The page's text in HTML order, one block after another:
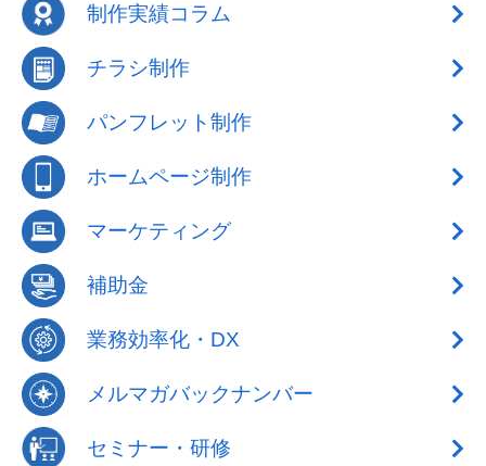
制作実績コラム
チラシ制作
パンフレット制作
ホームページ制作
マーケティング
補助金
業務効率化・DX
メルマガバックナンバー
セミナー・研修